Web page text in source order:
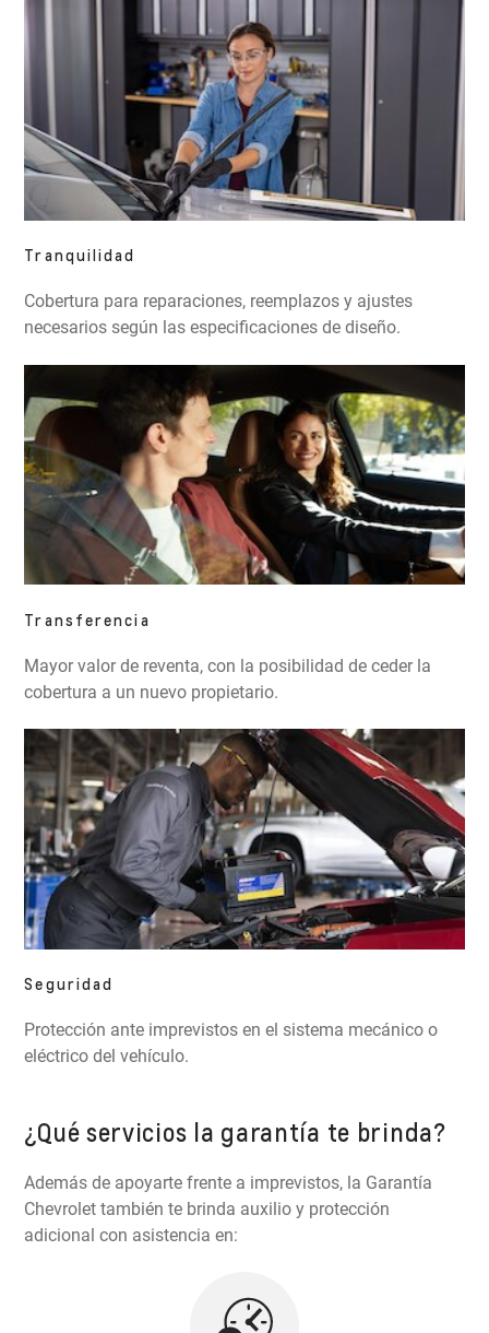
Tranquilidad
Cobertura para reparaciones, reemplazos y ajustes
necesarios según las especificaciones de diseño.
Transferencia
Mayor valor de reventa, con la posibilidad de ceder la
cobertura a un nuevo propietario.
Seguridad
Protección ante imprevistos en el sistema mecánico o
eléctrico del vehículo.
¿Qué servicios la garantía te brinda?
Además de apoyarte frente a imprevistos, la Garantía
Chevrolet también te brinda auxilio y protección
adicional con asistencia en: